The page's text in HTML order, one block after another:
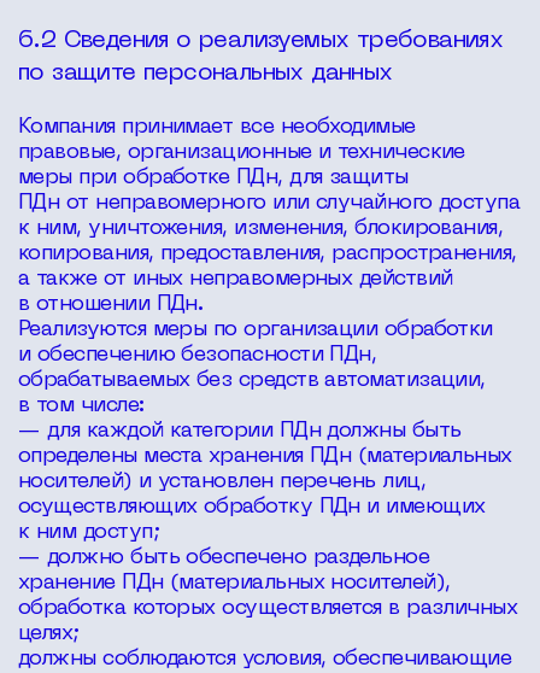
6.2 Сведения о реализуемых требованиях
по защите персональных данных
Компания принимает все необходимые
правовые, организационные и технические
меры при обработке ПДн, для защиты
ПДн от неправомерного или случайного доступа
к ним, уничтожения, изменения, блокирования,
копирования, предоставления, распространения,
а также от иных неправомерных действий
в отношении ПДн.
Реализуются меры по организации обработки
и обеспечению безопасности ПДн,
обрабатываемых без средств автоматизации,
в том числе:
— для каждой категории ПДн должны быть
определены места хранения ПДн (материальных
носителей) и установлен перечень лиц,
осуществляющих обработку ПДн и имеющих
к ним доступ;
— должно быть обеспечено раздельное
хранение ПДн (материальных носителей),
обработка которых осуществляется в различных
целях;
должны соблюдаются условия, обеспечивающие